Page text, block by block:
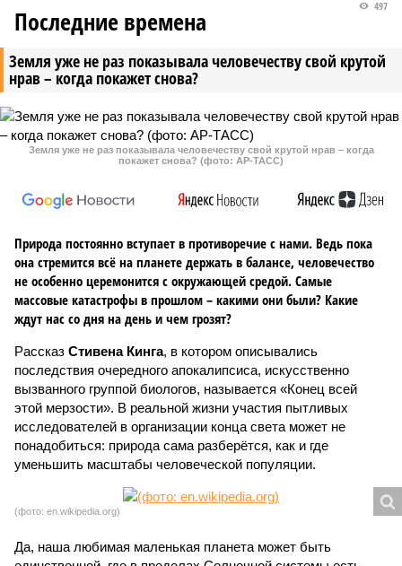
Земля уже не раз показывала человечеству свой крутой
нрав – когда покажет снова?
497
Последние времена
Земля уже не раз показывала человечеству свой крутой нрав – когда
покажет снова? (фото: АР-ТАСС)
Природа постоянно вступает в противоречие с нами. Ведь пока
она стремится всё на планете держать в балансе, человечество
не особенно церемонится с окружающей средой. Самые
массовые катастрофы в прошлом – какими они были? Какие
ждут нас со дня на день и чем грозят?
Рассказ Стивена Кинга, в котором описывались
последствия очередного апокалипсиса, искусственно
вызванного группой биологов, называется «Конец всей
этой мерзости». В реальной жизни участия пытливых
исследователей в организации конца света может не
понадобиться: природа сама разберётся, как и где
уменьшить масштабы человеческой популяции.
(фото: en.wikipedia.org)
Да, наша любимая маленькая планета может быть